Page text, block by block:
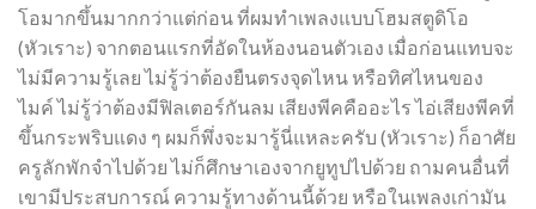
โอมากขึ้นมากกว่าแต่ก่อน ที่ผมทำเพลงแบบโฮมสตูดิโอ
(หัวเราะ) จากตอนแรกที่อัดในห้องนอนตัวเอง เมื่อก่อนแทบจะ
ไม่มีความรู้เลย ไม่รู้ว่าต้องยืนตรงจุดไหน หรือทิศไหนของ
ไมค์ ไม่รู้ว่าต้องมีฟิลเตอร์กันลม เสียงพีคคืออะไร ไอ่เสียงพีคที่
ขึ้นกระพริบแดง ๆ ผมก็พึ่งจะมารู้นี่แหละครับ (หัวเราะ) ก็อาศัย
ครูลักพักจำไปด้วย ไม่ก็ศึกษาเองจากยูทูปไปด้วย ถามคนอื่นที่
เขามีประสบการณ์ ความรู้ทางด้านนี้ด้วย หรือในเพลงเก่ามัน